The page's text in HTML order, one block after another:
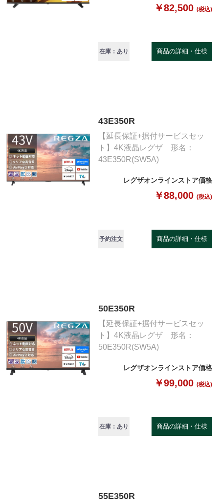
￥82,500 (税込)
在庫：あり 商品の詳細・仕様
43E350R
【延長保証+据付サービスセッ
ト】4K液晶レグザ 形名：
43E350R(SW5A)
レグザオンラインストア価格
￥88,000 (税込)
予約注文 商品の詳細・仕様
50E350R
【延長保証+据付サービスセッ
ト】4K液晶レグザ 形名：
50E350R(SW5A)
レグザオンラインストア価格
￥99,000 (税込)
在庫：あり 商品の詳細・仕様
55E350R